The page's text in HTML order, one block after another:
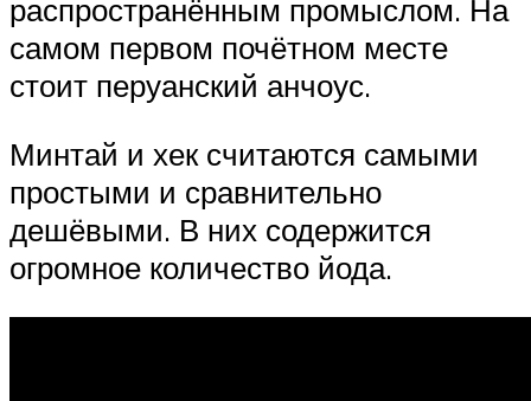
распространённым промыслом. На
самом первом почётном месте
стоит перуанский анчоус.
Минтай и хек считаются самыми
простыми и сравнительно
дешёвыми. В них содержится
огромное количество йода.